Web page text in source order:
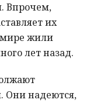
Впрочем,
их
мире жили
лет назад.
Они надеются,